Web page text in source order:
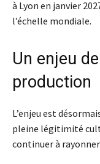
à Lyon en janvier
l’échelle mondiale.
Un enjeu
production
L’enjeu est
pleine légitimité
continuer à